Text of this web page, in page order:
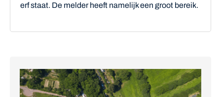
erf staat. De melder heeft namelijk een groot bereik.